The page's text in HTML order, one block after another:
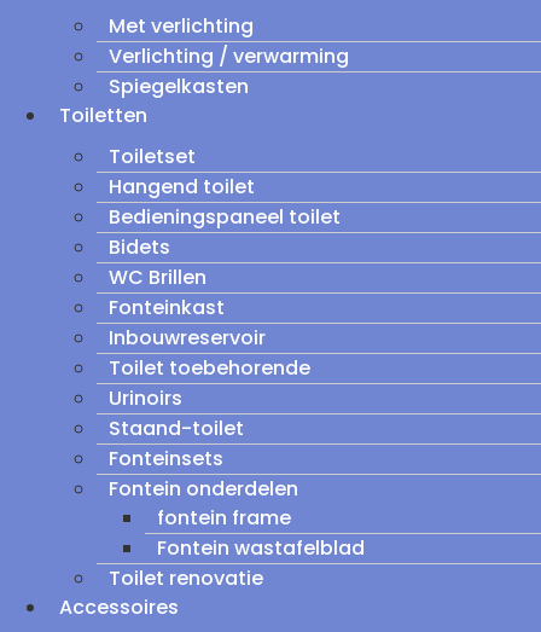
Met verlichting
Verlichting / verwarming
Spiegelkasten
Toiletten
Toiletset
Hangend toilet
Bedieningspaneel toilet
Bidets
WC Brillen
Fonteinkast
Inbouwreservoir
Toilet toebehorende
Urinoirs
Staand-toilet
Fonteinsets
Fontein onderdelen
fontein frame
Fontein wastafelblad
Toilet renovatie
Accessoires